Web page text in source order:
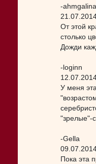
-ahmgalina
От этой
столько
Дожди
-loginn
У меня
"зрелые"-
-Gella
Пока эта